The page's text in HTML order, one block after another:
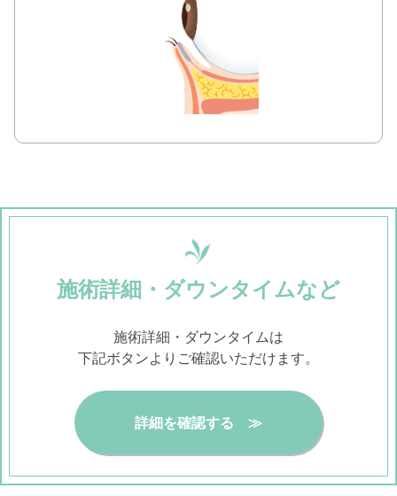
施術詳細・ダウンタイムなど
施術詳細・ダウンタイムは
下記ボタンよりご確認いただけます。
詳細を確認する ≫